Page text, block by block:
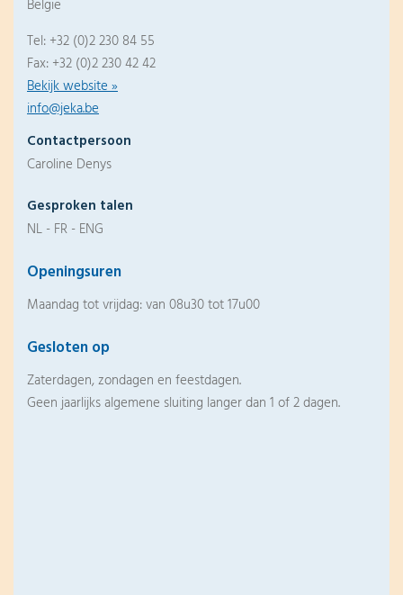
België
Tel: +32 (0)2 230 84 55
Fax: +32 (0)2 230 42 42
Bekijk website »
info@jeka.be
Contactpersoon
Caroline Denys
Gesproken talen
NL - FR - ENG
Openingsuren
Maandag tot vrijdag: van 08u30 tot 17u00
Gesloten op
Zaterdagen, zondagen en feestdagen.
Geen jaarlijks algemene sluiting langer dan 1 of 2 dagen.